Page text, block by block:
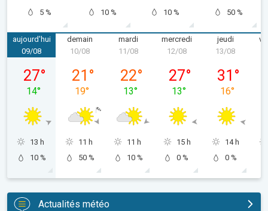
5 % 10 % 10 % 50 %
aujourd'hui
dimanche 09/08
09/08
27°
14°
13 h
10 %
demain
10/08
21 °
19°
11 h
50 %
mardi
11/08
22°
13°
11 h
10 %
mercredi
mercredi 12/08
12/08
27°
13°
15 h
0 %
jeudi
13/08
31 °
16°
14 h
0 %
Actualités météo